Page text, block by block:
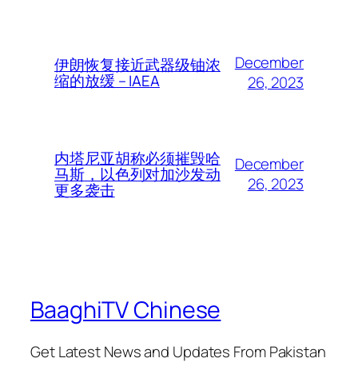
伊朗恢复接近武器级铀浓
缩的放缓 – IAEA
December
26, 2023
内塔尼亚胡称必须摧毁哈
马斯，以色列对加沙发动
更多袭击
December
26, 2023
BaaghiTV Chinese
Get Latest News and Updates From Pakistan